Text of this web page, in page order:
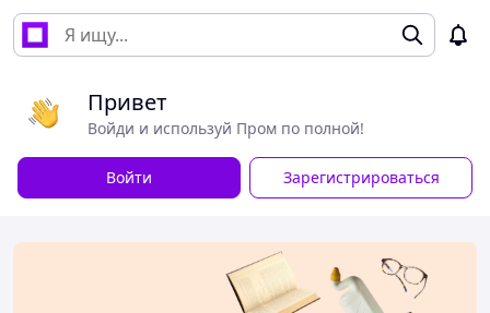
Привет
Войди и используй Пром по полной!
Войти Зарегистрироваться